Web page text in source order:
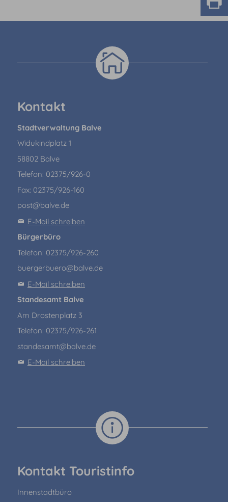
Kontakt
Stadtverwaltung Balve
Widukindplatz 1
58802 Balve
Telefon: 02375/926-0
Fax: 02375/926-160
post@balve.de
E-Mail schreiben
Bürgerbüro
Telefon: 02375/926-260
buergerbuero@balve.de
E-Mail schreiben
Standesamt Balve
Am Drostenplatz 3
Telefon: 02375/926-261
standesamt@balve.de
E-Mail schreiben
Kontakt Touristinfo
Innenstadtbüro